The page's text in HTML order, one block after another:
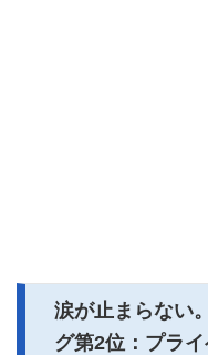
涙が止まらない
グ第2位：プラ